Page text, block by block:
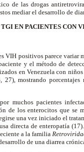
de las drogas
mediar el desarrollo de
EN PACIENTES CON
VIH positivos parece variar
y el método de
en Venezuela con
mostrando porcentajes
muchos pacientes
de los enterocitos que se
una vez iniciado el
directa de enteropatía
a la familia
de una diarrea